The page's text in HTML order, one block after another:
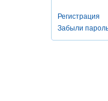
Регистрация
Забыли